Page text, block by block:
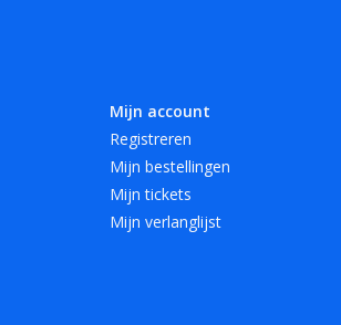
Mijn account
Registreren
Mijn bestellingen
Mijn tickets
Mijn verlanglijst